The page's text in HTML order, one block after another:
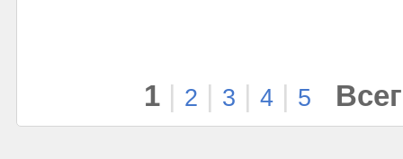
1 2 3 4 5